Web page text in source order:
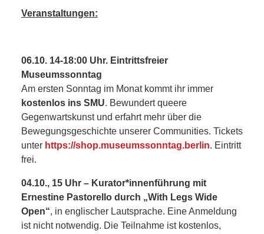
HERANWACHSENDE,
KUNST
UND
KULTUR
IN
EIGENER
SACHE
Veranstaltungen:
06.10. 14-18:00 Uhr. Eintrittsfreier
Museumssonntag
Am ersten Sonntag im Monat kommt ihr immer
kostenlos ins SMU. Bewundert queere
Gegenwartskunst und erfahrt mehr über die
Bewegungsgeschichte unserer Communities. Tickets
unter https://shop.museumssonntag.berlin. Eintritt
frei.
04.10., 15 Uhr – Kurator*innenführung mit
Ernestine Pastorello durch „With Legs Wide
Open“, in englischer Lautsprache. Eine Anmeldung
ist nicht notwendig. Die Teilnahme ist kostenlos,